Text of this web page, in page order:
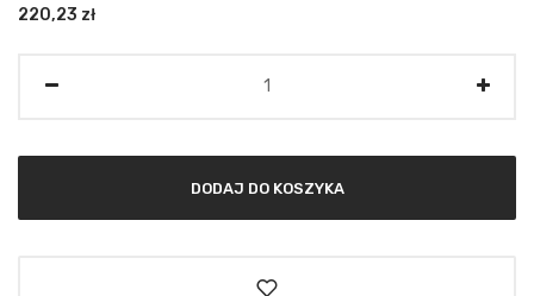
220,23 zł
DODAJ DO KOSZYKA